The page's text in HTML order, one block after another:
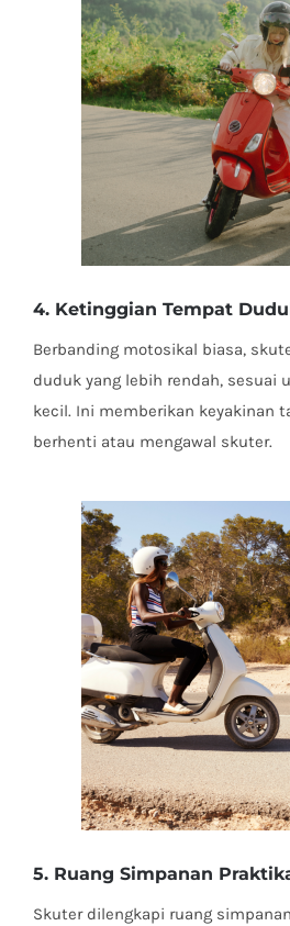
4. Ketinggian Tempat
Berbanding motosikal biasa,
duduk yang lebih rendah, sesuai
kecil. Ini memberikan keyakinan
berhenti atau mengawal skuter.
5. Ruang Simpanan
Skuter dilengkapi ruang